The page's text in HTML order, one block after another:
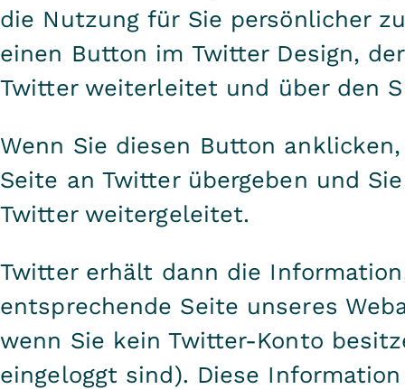
die Nutzung für Sie persönlicher
einen Button im Twitter Design,
Twitter weiterleitet und über den
Wenn Sie diesen Button
Seite an Twitter übergeben und
Twitter weitergeleitet.
Twitter erhält dann die
entsprechende Seite unseres
wenn Sie kein Twitter-Konto
eingeloggt sind). Diese